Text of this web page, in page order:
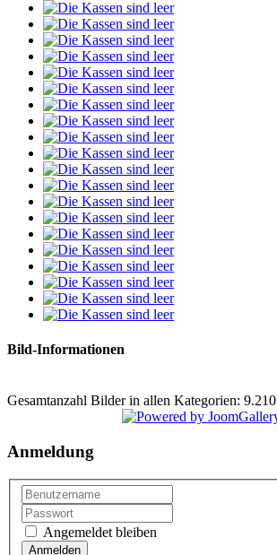
Bild-Informationen
Gesamtanzahl Bilder in allen Kategorien: 9.210
Anmeldung
Angemeldet bleiben